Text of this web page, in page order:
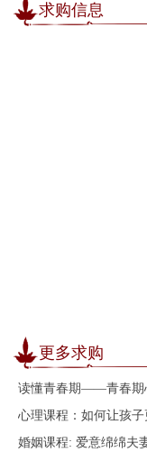
求购信息
更多求购
读懂青春期——青春期
心理课程：如何让孩
婚姻课程: 爱意绵绵夫